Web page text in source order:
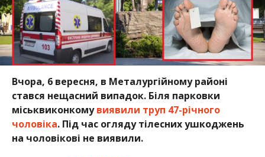
Вчора, 6 вересня, в Металургійному районі
стався нещасний випадок. Біля парковки
міськвиконкомувиявили труп 47-річного
чоловіка. Під час огляду тілесних ушкоджень
на чоловікові не виявили.